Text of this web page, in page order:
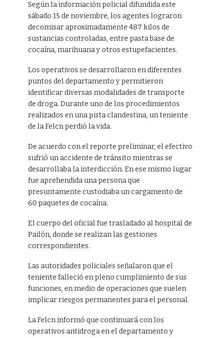
Según la información policial difundida este
sábado 15 de noviembre, los agentes lograron
decomisar aproximadamente 487 kilos de
sustancias controladas, entre pasta base de
cocaína, marihuana y otros estupefacientes.
Los operativos se desarrollaron en diferentes
puntos del departamento y permitieron
identificar diversas modalidades de transporte
de droga. Durante uno de los procedimientos
realizados en una pista clandestina, un teniente
de la Felcn perdió la vida.
De acuerdo con el reporte preliminar, el efectivo
sufrió un accidente de tránsito mientras se
desarrollaba la interdicción. En ese mismo lugar
fue aprehendida una persona que
presuntamente custodiaba un cargamento de
60 paquetes de cocaína.
El cuerpo del oficial fue trasladado al hospital de
Pailón, donde se realizan las gestiones
correspondientes.
Las autoridades policiales señalaron que el
teniente falleció en pleno cumplimiento de sus
funciones, en medio de operaciones que suelen
implicar riesgos permanentes para el personal.
La Felcn informó que continuará con los
operativos antidroga en el departamento y